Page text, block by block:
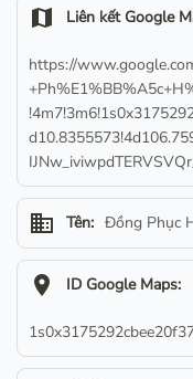
map Liên kết Google
https://
business Tên: Đồng Phục
location_on ID Google Maps: